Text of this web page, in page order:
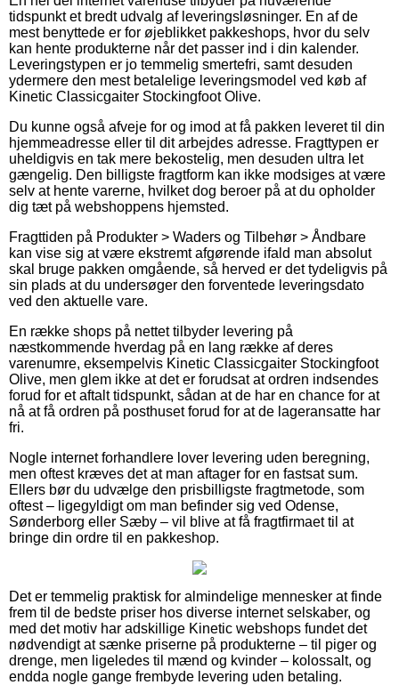
tidspunkt et bredt udvalg af leveringsløsninger. En af de
mest benyttede er for øjeblikket pakkeshops, hvor du selv
kan hente produkterne når det passer ind i din kalender.
Leveringstypen er jo temmelig smertefri, samt desuden
ydermere den mest betalelige leveringsmodel ved køb af
Kinetic Classicgaiter Stockingfoot Olive.
Du kunne også afveje for og imod at få pakken leveret til din
hjemmeadresse eller til dit arbejdes adresse. Fragttypen er
uheldigvis en tak mere bekostelig, men desuden ultra let
gængelig. Den billigste fragtform kan ikke modsiges at være
selv at hente varerne, hvilket dog beroer på at du opholder
dig tæt på webshoppens hjemsted.
Fragttiden på Produkter > Waders og Tilbehør > Åndbare
kan vise sig at være ekstremt afgørende ifald man absolut
skal bruge pakken omgående, så herved er det tydeligvis på
sin plads at du undersøger den forventede leveringsdato
ved den aktuelle vare.
En række shops på nettet tilbyder levering på
næstkommende hverdag på en lang række af deres
varenumre, eksempelvis Kinetic Classicgaiter Stockingfoot
Olive, men glem ikke at det er forudsat at ordren indsendes
forud for et aftalt tidspunkt, sådan at de har en chance for at
nå at få ordren på posthuset forud for at de lageransatte har
fri.
Nogle internet forhandlere lover levering uden beregning,
men oftest kræves det at man aftager for en fastsat sum.
Ellers bør du udvælge den prisbilligste fragtmetode, som
oftest – ligegyldigt om man befinder sig ved Odense,
Sønderborg eller Sæby – vil blive at få fragtfirmaet til at
bringe din ordre til en pakkeshop.
Det er temmelig praktisk for almindelige mennesker at finde
frem til de bedste priser hos diverse internet selskaber, og
med det motiv har adskillige Kinetic webshops fundet det
nødvendigt at sænke priserne på produkterne – til piger og
drenge, men ligeledes til mænd og kvinder – kolossalt, og
endda nogle gange frembyde levering uden betaling.